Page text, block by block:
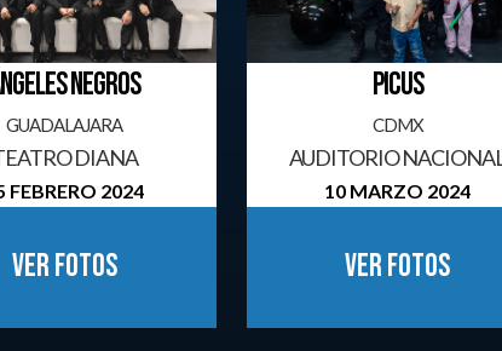
NEGROS
GUADALAJARA
DIANA
FEBRERO 2024
Ver fotos
PICUS
CDMX
AUDITORIO
10 MARZO 2024
Ver fotos